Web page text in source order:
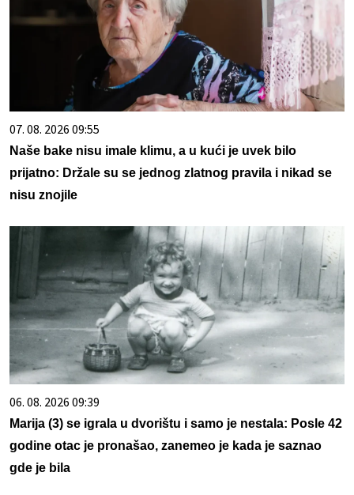
07. 08. 2026 09:55
Naše bake nisu imale klimu, a u kući je uvek bilo
prijatno: Držale su se jednog zlatnog pravila i nikad se
nisu znojile
06. 08. 2026 09:39
Marija (3) se igrala u dvorištu i samo je nestala: Posle 42
godine otac je pronašao, zanemeo je kada je saznao
gde je bila